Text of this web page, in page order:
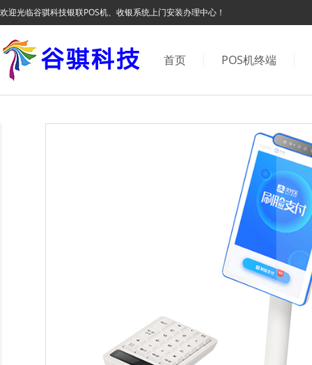
欢迎光临谷骐科技银联POS机、收银系统上门安装办理中心！
首页 POS机终端